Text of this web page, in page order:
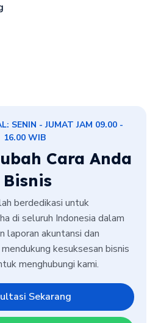
SENIN - JUMAT JAM 09.00 -
16.00 WIB
Cara Anda
berdedikasi untuk
di seluruh Indonesia dalam
laporan akuntansi dan
kesuksesan bisnis
menghubungi kami.
Sekarang